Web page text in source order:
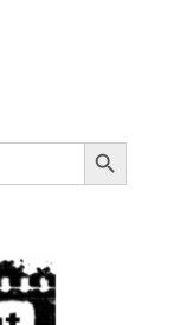
Search Button